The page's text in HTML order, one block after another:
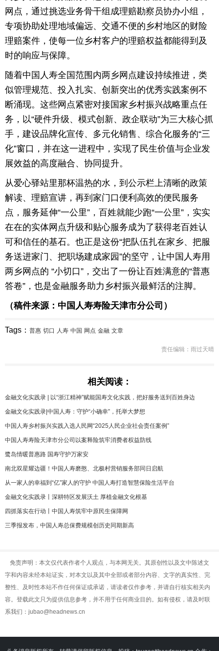
网点，通过挑选业务骨干组成理赔勘察员协办小组，
专项协助处理地域偏远、交通不便的乡村地区的财险
理赔案件，使每一位乡村客户的理赔权益都能得到及
时的响应与保障。
随着中国人寿全国范围内两乡网点建设持续推进，类
似管理规范、投入扎实、创新突出的优秀实践案例不
断涌现。这些网点紧密对接国家乡村振兴战略重点任
务，以“硬件升级、模式创新、政企联动”为三大核心抓
手，建设品牌化宣传、多元化销售、综合化服务的“三
化”窗口，并在这一进程中，实现了民生价值与企业发
展效益的高度融合、协同提升。
从爱心驿站里那杯温热的水，到公示栏上清晰的政策
解读、理赔宣讲，再到家门口便利高效的便民服务
点，服务延伸“一公里”，百姓就能少跑“一公里”，实实
在在的实体网点升级和贴心服务成为了获得老百姓认
可和信任的基石。也正是这份“把队伍扎在家乡、把服
务送进家门、把职场建成家园”的坚守，让中国人寿用
两乡网点的 “小切口”，交出了一份让百姓满意的“普惠
答卷”，也是金融服务助力乡村振兴最鲜活的注脚。
（稿件来源：中国人寿寿险天津市分公司）
Tags： 普惠 切口 人寿 中国 网点 金融 文章
责任编辑：雨过天晴
相关阅读：
金融文化实践录 | 以“浙江精神”赋能国寿文化实践，把好服务送到百姓身边
金融文化实践录|中国人寿：守护“小确幸”，托举大梦想
中国人寿乡村振兴实践入选人民网“2025人民企业社会责任案例”
中国人寿寿险天津市分公司以案释险筑牢消费者权益防线
鹭岛情暖普惠路 国寿守护万家安
南北双星耀边疆！中国人寿磨憨、北极村营销服务部同日启航
从一家人的幸福到“亿”家人的守护 中国人寿打造智慧保险生活平台
金融文化实践录丨深耕特区发展沃土 厚植金融文化根基
四抓落实在行动丨中国人寿筑牢中原民生保障网
三季报发布，中国人寿总保费规模创历史同期新高
免责声明：本文仅代表作者个人观点，与本网无关。其原创性以及文中陈述文
字和内容未经本站证实，对本文以及其中全部或者部分内容、文字的真实性、完
整性、及时性本站不作任何保证或承诺，请读者仅作参考，并请自行核实相关内
容。登载此文只为提供信息参考，并不用于任何商业目的。如有侵权，请及时联
系我们：jubao@headnews.cn